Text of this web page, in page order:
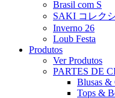
Brasil com S
SAKI コレク
Inverno 26
Loub Festa
Produtos
Ver Produtos
PARTES DE
Blusas &
Tops &